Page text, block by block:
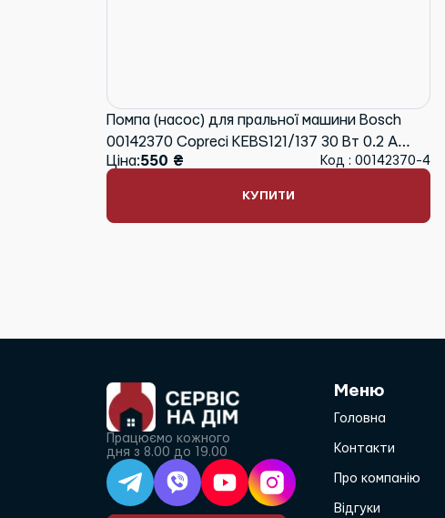
Помпа (насос) для пральної машини Bosch
00142370 Copreci KEBS121/137 30 Вт 0.2 A
(контакти спарені спереду)
Ціна:550 ₴ Код : 00142370-4
КУПИТИ
Працюємо кожного
дня з 8.00 до 19.00
Меню
Головна
Контакти
Про компанію
Відгуки